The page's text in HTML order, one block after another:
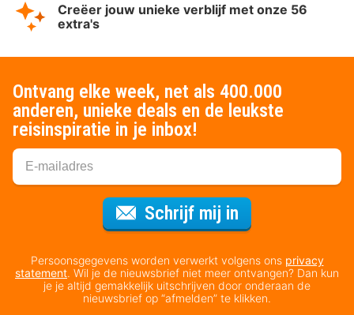
Creëer jouw unieke verblijf met onze 56
extra's
Ontvang elke week, net als 400.000
anderen, unieke deals en de leukste
reisinspiratie in je inbox!
Schrijf mij in
Persoonsgegevens worden verwerkt volgens ons privacy
statement. Wil je de nieuwsbrief niet meer ontvangen? Dan kun
je je altijd gemakkelijk uitschrijven door onderaan de
nieuwsbrief op “afmelden” te klikken.